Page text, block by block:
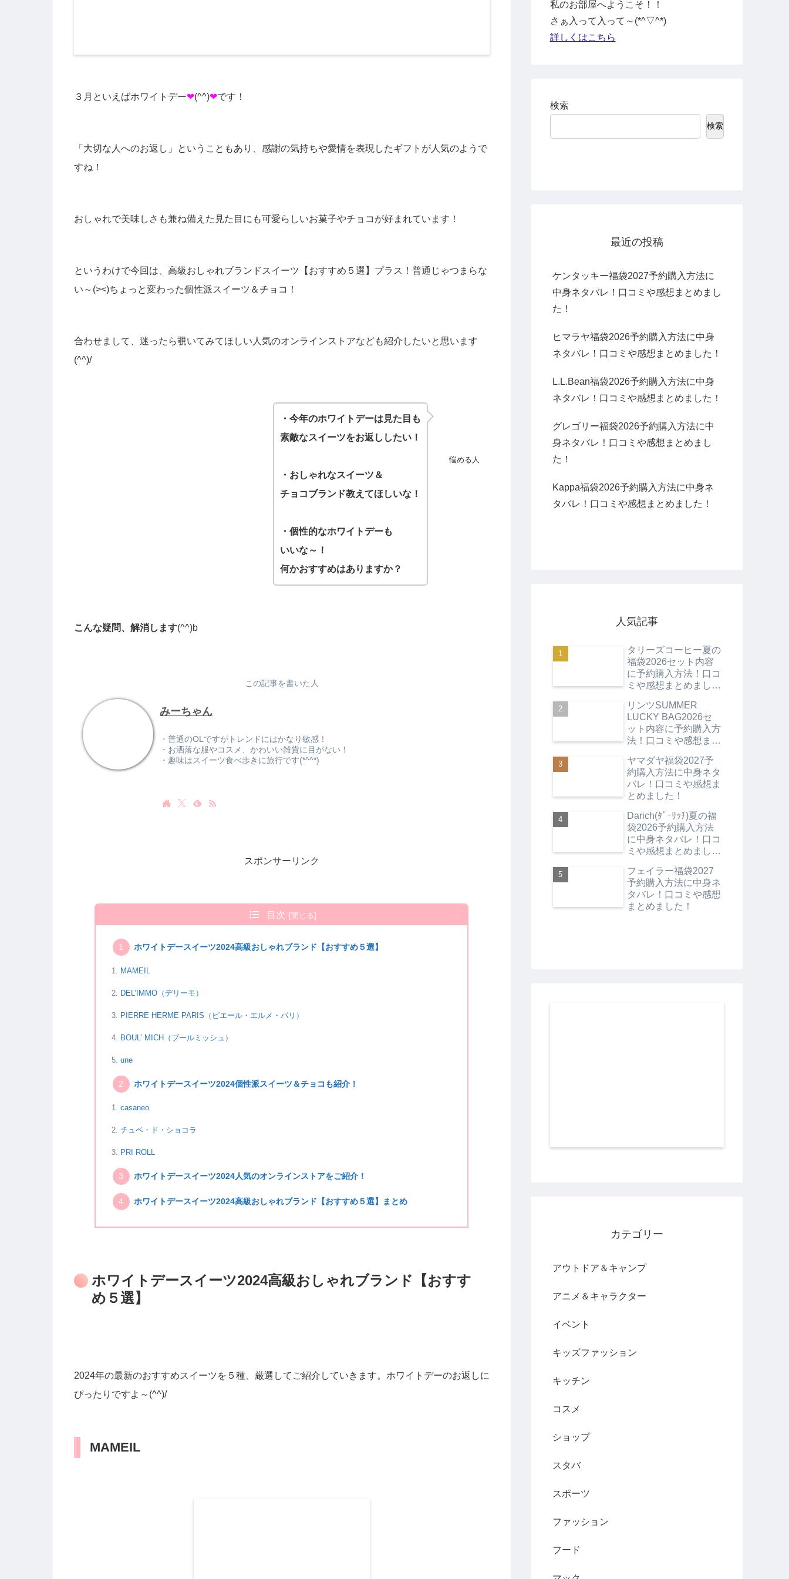
３月といえばホワイトデー❤(^^)❤です！
「大切な人へのお返し」ということもあり、感謝の気持ちや愛情を表現したギフトが人気のようで
すね！
おしゃれで美味しさも兼ね備えた見た目にも可愛らしいお菓子やチョコが好まれています！
というわけで今回は、高級おしゃれブランドスイーツ【おすすめ５選】プラス！普通じゃつまらな
い～(><)ちょっと変わった個性派スイーツ＆チョコ！
合わせまして、迷ったら覗いてみてほしい人気のオンラインストアなども紹介したいと思います
(^^)/
悩める人
・今年のホワイトデーは見た目も
素敵なスイーツをお返ししたい！
・おしゃれなスイーツ＆
チョコブランド教えてほしいな！
・個性的なホワイトデーも
いいな～！
何かおすすめはありますか？
こんな疑問、解消します(^^)b
この記事を書いた人
みーちゃん
・普通のOLですがトレンドにはかなり敏感！
・お洒落な服やコスメ、かわいい雑貨に目がない！
・趣味はスイーツ食べ歩きに旅行です(*^^*)
スポンサーリンク
目次
ホワイトデースイーツ2024高級おしゃれブランド【おすすめ５選】
MAMEIL
DEL’IMMO（デリーモ）
PIERRE HERME PARIS（ピエール・エルメ・パリ）
BOUL’ MICH（ブールミッシュ）
une
ホワイトデースイーツ2024個性派スイーツ＆チョコも紹介！
casaneo
チュベ・ド・ショコラ
PRI ROLL
ホワイトデースイーツ2024人気のオンラインストアをご紹介！
ホワイトデースイーツ2024高級おしゃれブランド【おすすめ５選】まとめ
ホワイトデースイーツ2024高級おしゃれブランド【おすす
め５選】
2024年の最新のおすすめスイーツを５種、厳選してご紹介していきます。ホワイトデーのお返しに
ぴったりですよ～(^^)/
MAMEIL
私のお部屋へようこそ！！
さぁ入って入って～(*^▽^*)
詳しくはこちら
検索
検索
最近の投稿
ケンタッキー福袋2027予約購入方法に
中身ネタバレ！口コミや感想まとめまし
た！
ヒマラヤ福袋2026予約購入方法に中身
ネタバレ！口コミや感想まとめました！
L.L.Bean福袋2026予約購入方法に中身
ネタバレ！口コミや感想まとめました！
グレゴリー福袋2026予約購入方法に中
身ネタバレ！口コミや感想まとめまし
た！
Kappa福袋2026予約購入方法に中身ネ
タバレ！口コミや感想まとめました！
人気記事
タリーズコーヒー夏の
福袋2026セット内容
に予約購入方法！口コ
ミや感想まとめまし
リンツSUMMER
LUCKY BAG2026セ
ット内容に予約購入方
法！口コミや感想まと
ヤマダヤ福袋2027予
約購入方法に中身ネタ
バレ！口コミや感想ま
とめました！
Darich(ﾀﾞｰﾘｯﾁ)夏の福
袋2026予約購入方法
に中身ネタバレ！口コ
ミや感想まとめまし
フェイラー福袋2027
予約購入方法に中身ネ
タバレ！口コミや感想
まとめました！
カテゴリー
アウトドア＆キャンプ
アニメ＆キャラクター
イベント
キッズファッション
キッチン
コスメ
ショップ
スタバ
スポーツ
ファッション
フード